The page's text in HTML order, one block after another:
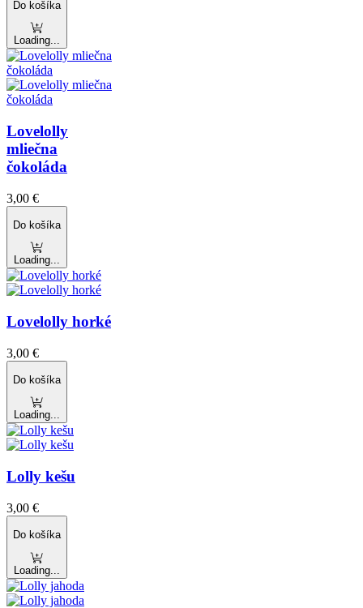
Do košíka
Loading...
Lovelolly
mliečna
čokoláda
3,00 €
Do košíka
Loading...
Lovelolly horké
3,00 €
Do košíka
Loading...
Lolly kešu
3,00 €
Do košíka
Loading...